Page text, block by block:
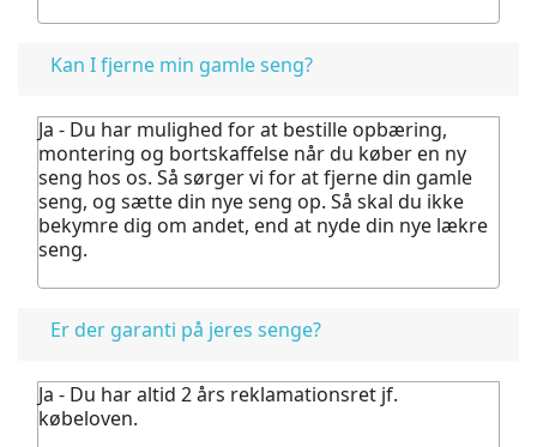
Kan I fjerne min gamle seng?
Ja - Du har mulighed for at bestille opbæring,
montering og bortskaffelse når du køber en ny
seng hos os. Så sørger vi for at fjerne din gamle
seng, og sætte din nye seng op. Så skal du ikke
bekymre dig om andet, end at nyde din nye lækre
seng.
Er der garanti på jeres senge?
Ja - Du har altid 2 års reklamationsret jf.
købeloven.